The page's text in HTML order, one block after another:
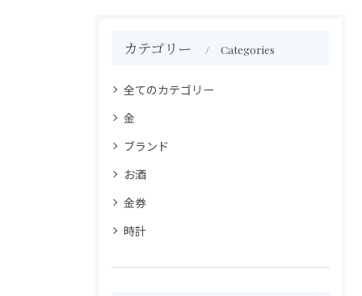
カテゴリー Categories
全てのカテゴリー
金
ブランド
お酒
金券
時計